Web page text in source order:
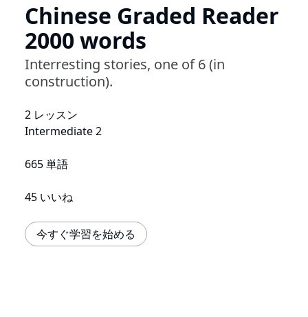
Chinese Graded Reader
2000 words
Interresting stories, one of 6 (in
construction).
2 レッスン
Intermediate 2
665 単語
45 いいね
今すぐ学習を始める